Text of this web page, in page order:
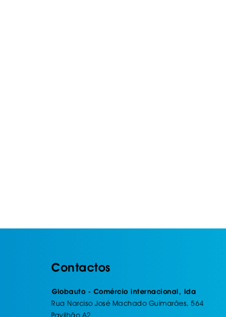
Contactos
Globauto - Comércio internacional, lda
Rua Narciso José Machado Guimarães, 564
Pavilhão A2